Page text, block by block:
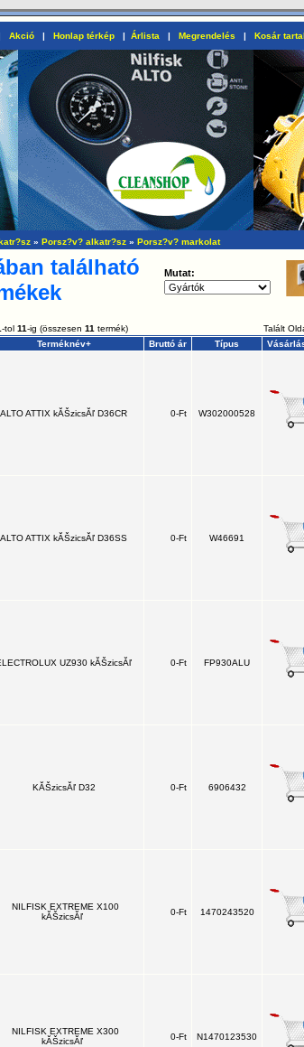
Akció| Honlap térkép| Árlista | Megrendelés | Kosár
» Porsz?v? alkatr?sz » Porsz?v? markolat
található
Mutat:
-tol 11-ig (összesen 11 termék) Talált
Terméknév+
Bruttó ár Típus
ALTO ATTIX kĂŠzicsĂľ D36CR 0-Ft W302000528
ALTO ATTIX kĂŠzicsĂľ D36SS 0-Ft W46691
UZ930 kĂŠzicsĂľ 0-Ft FP930ALU
KĂŠzicsĂľ D32 0-Ft 6906432
NILFISK EXTREME X100
kĂŠzicsĂľ
0-Ft 1470243520
NILFISK EXTREME X300
kĂŠzicsĂľ
0-Ft N1470123530